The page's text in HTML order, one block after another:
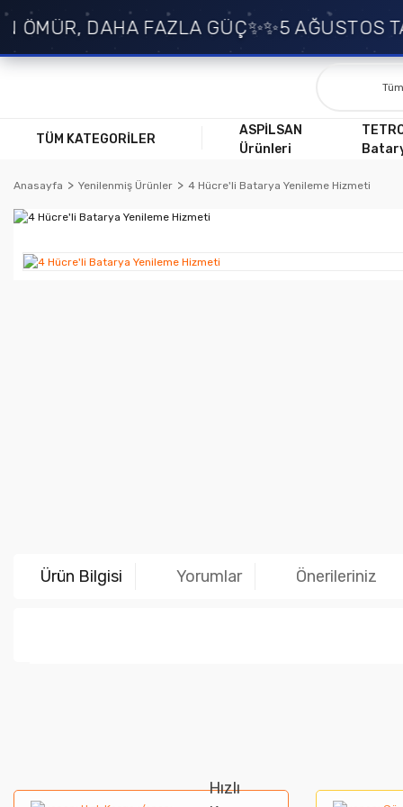
ÖMÜR, DAHA FAZLA GÜÇ✨✨5 AĞUSTOS
TÜM KATEGORİLER
ASPİLSAN
Ürünleri
Anasayfa Yenilenmiş Ürünler 4 Hücre'li Batarya Yenileme Hizmeti
Ürün Bilgisi Yorumlar Önerileriniz
Hızlı